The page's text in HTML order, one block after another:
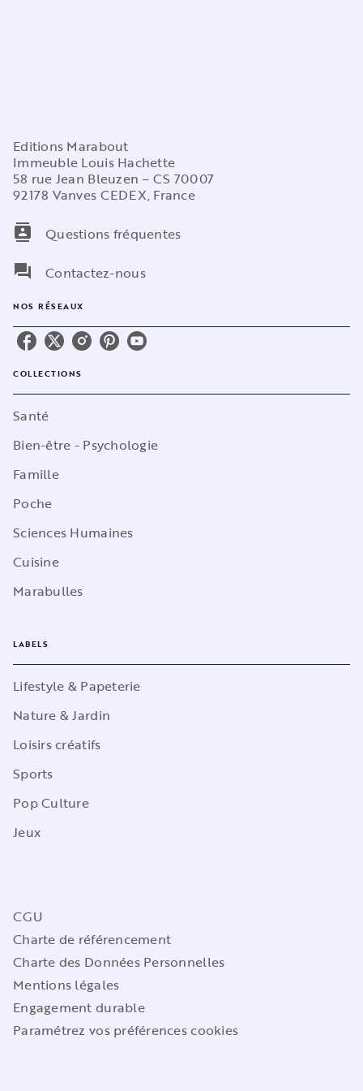
Editions Marabout
Immeuble Louis Hachette
58 rue Jean Bleuzen – CS 70007
92178 Vanves CEDEX, France
contacts
Questions fréquentes
question_answer
Contactez-nous
NOS RÉSEAUX
COLLECTIONS
Santé
Bien-être - Psychologie
Famille
Poche
Sciences Humaines
Cuisine
Marabulles
LABELS
Lifestyle & Papeterie
Nature & Jardin
Loisirs créatifs
Sports
Pop Culture
Jeux
CGU
Charte de référencement
Charte des Données Personnelles
Mentions légales
Engagement durable
Paramétrez vos préférences cookies